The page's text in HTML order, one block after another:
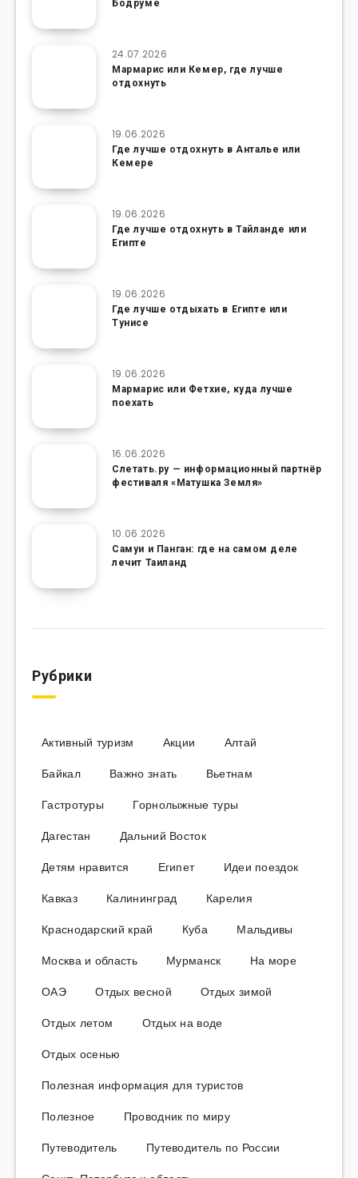
Бодруме
24.07.2026
Мармарис или Кемер, где лучше
отдохнуть
19.06.2026
Где лучше отдохнуть в Анталье или
Кемере
19.06.2026
Где лучше отдохнуть в Тайланде или
Египте
19.06.2026
Где лучше отдыхать в Египте или
Тунисе
19.06.2026
Мармарис или Фетхие, куда лучше
поехать
16.06.2026
Слетать.ру — информационный партнёр
фестиваля «Матушка Земля»
10.06.2026
Самуи и Панган: где на самом деле
лечит Таиланд
Рубрики
Активный туризм Акции
Алтай
Байкал
Важно знать
Вьетнам
Гастротуры
Горнолыжные туры
Дагестан
Дальний Восток
Детям нравится
Египет
Идеи поездок
Кавказ
Калининград
Карелия
Краснодарский край
Куба
Мальдивы
Москва и область
Мурманск
На море
ОАЭ
Отдых весной
Отдых зимой
Отдых летом
Отдых на воде
Отдых осенью
Полезная информация для туристов
Полезное
Проводник по миру
Путеводитель
Путеводитель по России